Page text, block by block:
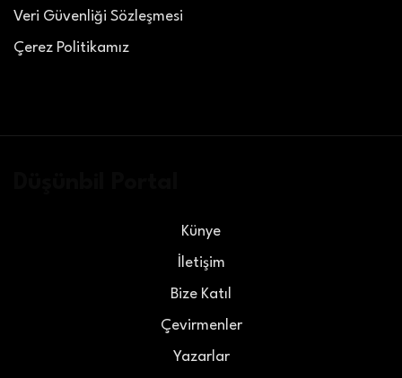
Veri Güvenliği Sözleşmesi
Çerez Politikamız
Künye
İletişim
Bize Katıl
Çevirmenler
Yazarlar